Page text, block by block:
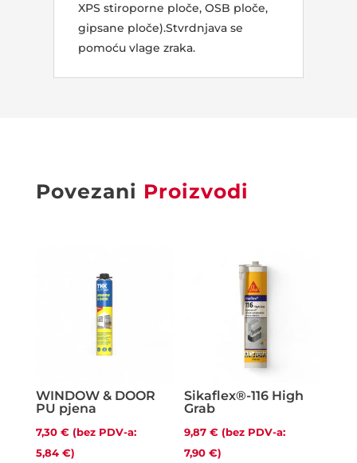
XPS stiroporne ploče, OSB ploče,
gipsane ploče).Stvrdnjava se
pomoću vlage zraka.
Povezani Proizvodi
WINDOW & DOOR
PU pjena
7,30 € (bez PDV-a:
5,84 €)
Sikaflex®-116 High
Grab
9,87€ (bez PDV-a:
7,90€)